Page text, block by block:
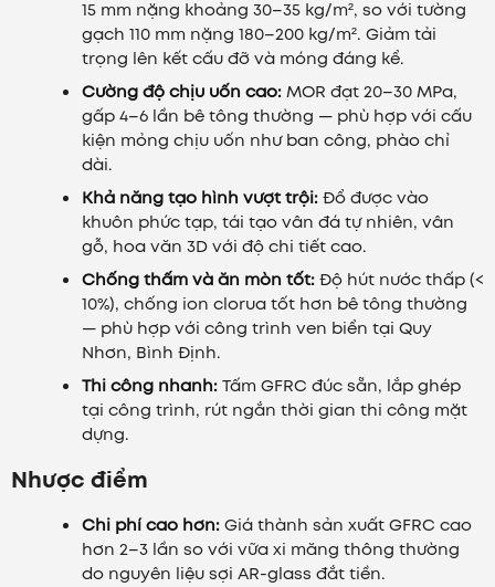
15 mm nặng khoảng 30–35 kg/m², so với tường
gạch 110 mm nặng 180–200 kg/m². Giảm tải
trọng lên kết cấu đỡ và móng đáng kể.
Cường độ chịu uốn cao:MOR đạt 20–30 MPa,
gấp 4–6 lần bê tông thường — phù hợp với cấu
kiện mỏng chịu uốn như ban công, phào chỉ
dài.
Khả năng tạo hình vượt trội:Đổ được vào
khuôn phức tạp, tái tạo vân đá tự nhiên, vân
gỗ, hoa văn 3D với độ chi tiết cao.
Chống thấm và ăn mòn tốt:Độ hút nước thấp (<
10%), chống ion clorua tốt hơn bê tông thường
— phù hợp với công trình ven biển tại Quy
Nhơn, Bình Định.
Thi công nhanh:Tấm GFRC đúc sẵn, lắp ghép
tại công trình, rút ngắn thời gian thi công mặt
dựng.
Nhược điểm
Chi phí cao hơn:Giá thành sản xuất GFRC cao
hơn 2–3 lần so với vữa xi măng thông thường
do nguyên liệu sợi AR-glass đắt tiền.